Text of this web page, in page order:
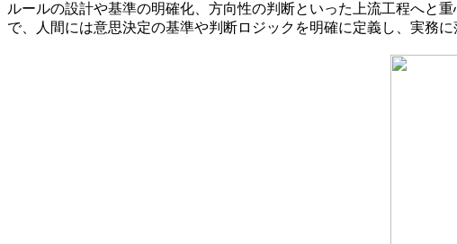
ルールの設計や基準の明確化、方向性の判断といった上流工程へと
で、人間には意思決定の基準や判断ロジックを明確に定義し、実務